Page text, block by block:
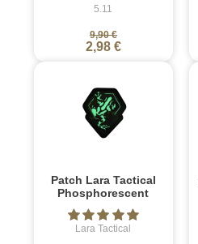
5.11
9,90 €
2,98 €
Patch Lara Tactical
Phosphorescent
Lara Tactical